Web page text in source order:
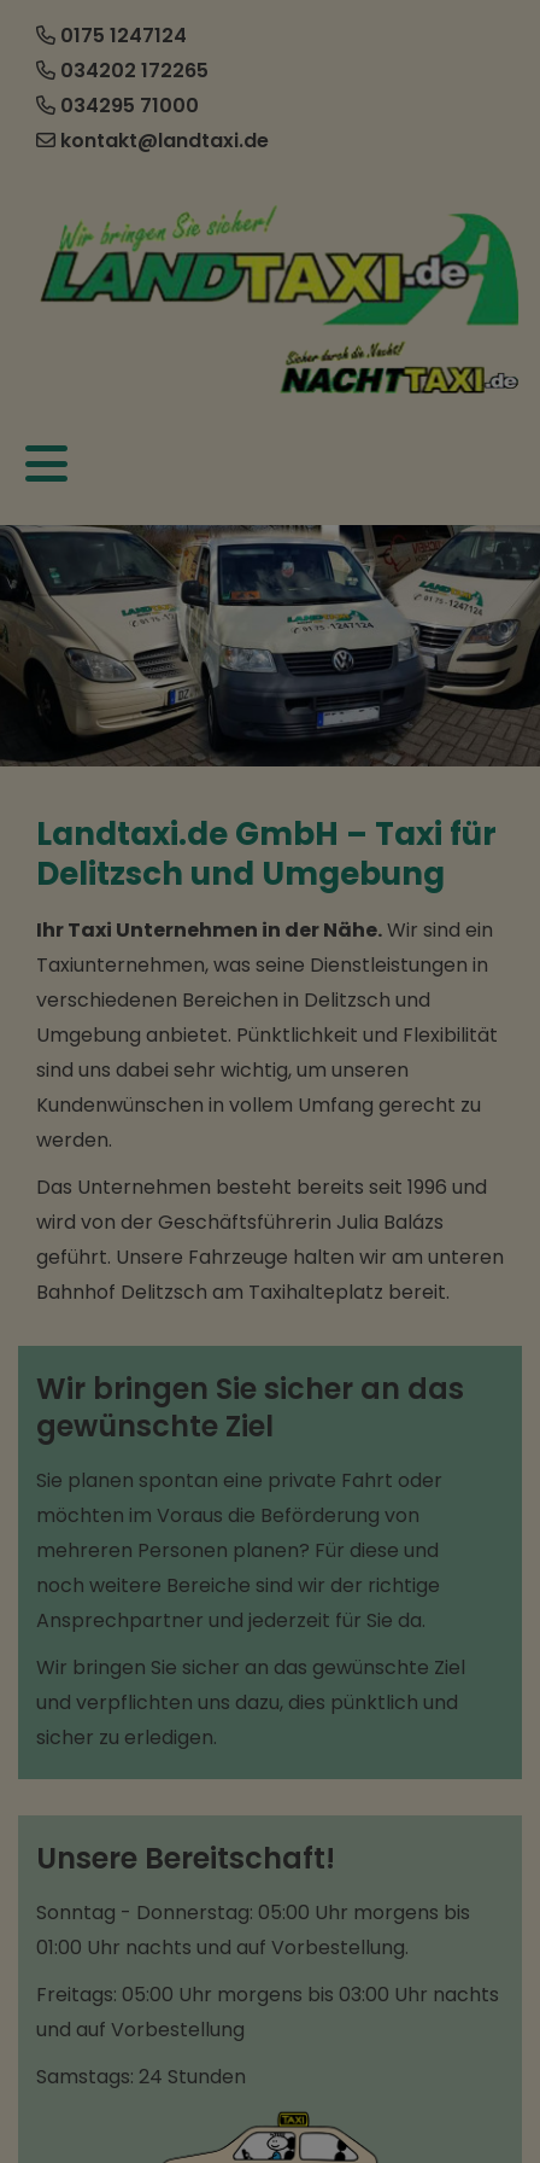
0175 1247124
034202 172265
034295 71000
kontakt@landtaxi.de
Landtaxi.de GmbH – Taxi für
Delitzsch und Umgebung
Ihr Taxi Unternehmen in der Nähe.Wir sind ein
Taxiunternehmen, was seine Dienstleistungen in
verschiedenen Bereichen in Delitzsch und
Umgebung anbietet. Pünktlichkeit und Flexibilität
sind uns dabei sehr wichtig, um unseren
Kundenwünschen in vollem Umfang gerecht zu
werden.
Das Unternehmen besteht bereits seit 1996 und
wird von der Geschäftsführerin Julia Balázs
geführt. Unsere Fahrzeuge halten wir am unteren
Bahnhof Delitzsch am Taxihalteplatz bereit.
Wir bringen Sie sicher an das
gewünschte Ziel
Sie planen spontan eine private Fahrt oder
möchten im Voraus die Beförderung von
mehreren Personen planen? Für diese und
noch weitere Bereiche sind wir der richtige
Ansprechpartner und jederzeit für Sie da.
Wir bringen Sie sicher an das gewünschte Ziel
und verpflichten uns dazu, dies pünktlich und
sicher zu erledigen.
Unsere Bereitschaft!
Sonntag - Donnerstag: 05:00 Uhr morgens bis
01:00 Uhr nachts und auf Vorbestellung.
Freitags: 05:00 Uhr morgens bis 03:00 Uhr nachts
und auf Vorbestellung
Samstags: 24 Stunden